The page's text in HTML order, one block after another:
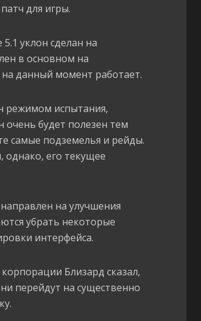
для игры.
уклон сделан на
в основном на
данный момент работает.
режимом испытания,
очень будет полезен тем
самые подземелья и рейды.
его текущее
на улучшения
убрать некоторые
интерфейса.
Близард сказал,
перейдут на существенно